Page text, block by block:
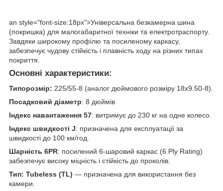
an style="font-size:18px">Універсальна безкамерна шина
(покришка) для малогабаритної техніки та електротраспорту.
Завдяки широкому профілю та посиленому каркасу,
забезпечує чудову стійкість і плавність ходу на різних типах
покриття.
Основні характеристики:
Типорозмір: 225/55-8 (аналог дюймового розміру 18x9.50-8).
Посадковий діаметр: 8 дюймів
Індекс навантаження 57: витримує до 230 кг на одне колесо.
Індекс швидкості J: призначена для експлуатації за
швидкості до 100 км/год.
Шарність 6PR: посилений 6-шаровий каркас (6 Ply Rating)
забезпечує високу міцність і стійкість до проколів.
Тип: Tubeless (TL) — призначена для використання без
камери.